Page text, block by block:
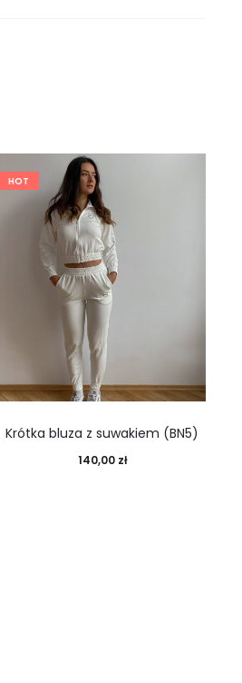
HOT
Krótka bluza z suwakiem (BN5)
140,00 zł